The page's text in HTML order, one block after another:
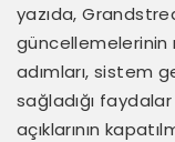
yazıda,
güncellemelerinin
adımları, sistem
sağladığı
açıklarının